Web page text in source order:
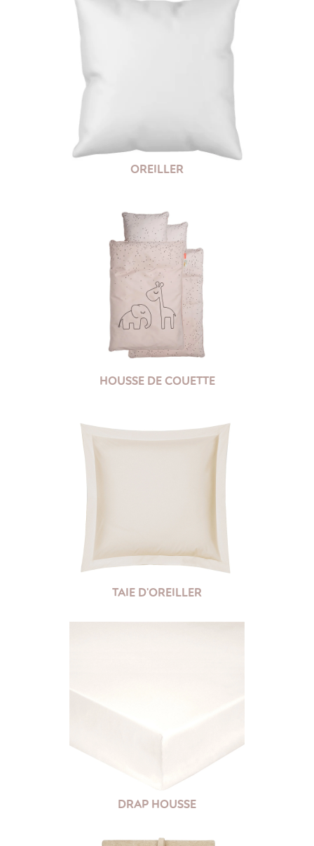
OREILLER
HOUSSE DE COUETTE
TAIE D'OREILLER
DRAP HOUSSE